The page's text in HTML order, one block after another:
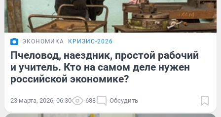
ЭКОНОМИКА КРИЗИС-2026
Пчеловод, наездник, простой рабочий
и учитель. Кто на самом деле нужен
российской экономике?
23 марта, 2026, 06:30 688 Обсудить